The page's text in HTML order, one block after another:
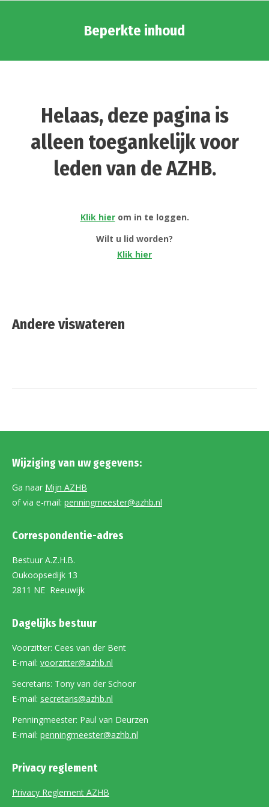
Beperkte inhoud
Helaas, deze pagina is
alleen toegankelijk voor
leden van de AZHB.
Klik hierom in te loggen.
Wilt u lid worden?
Klik hier
Andere viswateren
Wijziging van uw gegevens:
Ga naar Mijn AZHB
of via e-mail: penningmeester@azhb.nl
Correspondentie-adres
Bestuur A.Z.H.B.
Oukoopsedijk 13
2811 NE Reeuwijk
Dagelijks bestuur
Voorzitter: Cees van der Bent
E-mail: voorzitter@azhb.nl
Secretaris: Tony van der Schoor
E-mail: secretaris@azhb.nl
Penningmeester: Paul van Deurzen
E-mail: penningmeester@azhb.nl
Privacy reglement
Privacy Reglement AZHB